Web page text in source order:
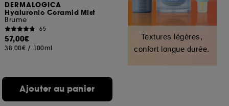
DERMALOGICA
Hyaluronic Ceramid Mist
Brume
65
57,00€
38,00€ / 100ml
Ajouter au panier
Textures légères,
confort longue durée.